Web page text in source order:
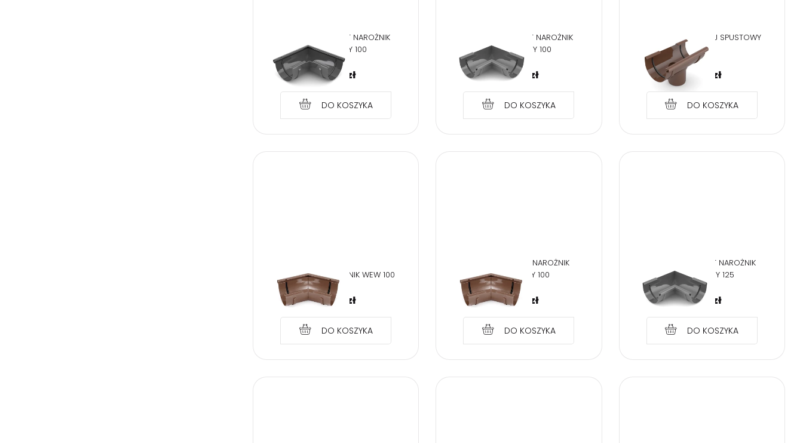
BRYZA PVC GRAFIT NAROŻNIK
ZEWNĘTRZNY 100
24,74 zł
DO KOSZYKA
BRYZA PVC GRAFIT NAROŻNIK
WEWNĘTRZNY 100
24,74 zł
DO KOSZYKA
BRYZA PVC BRĄZ LEJ SPUSTOWY
100/90
24,74 zł
DO KOSZYKA
BRYZA BRĄZ NAROŻNIK WEW 100
24,74 zł
DO KOSZYKA
BRYZA PVC BRĄZ NAROŻNIK
ZEWNĘTRZNY 100
24,74 zł
DO KOSZYKA
BRYZA PVC GRAFIT NAROŻNIK
WEWNĘTRZNY 125
26,49 zł
DO KOSZYKA